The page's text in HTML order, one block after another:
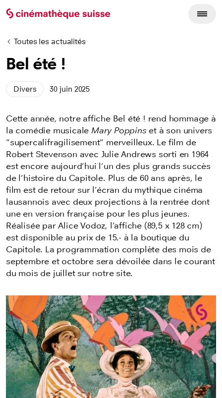
Toutes les actualités
Bel été !
Divers 30 juin 2025
Cette année, notre affiche Bel été ! rend hommage à
la comédie musicale Mary Poppins et à son univers
"supercalifragilisement" merveilleux. Le film de
Robert Stevenson avec Julie Andrews sorti en 1964
est encore aujourd’hui l’un des plus grands succès
de l’histoire du Capitole. Plus de 60 ans après, le
film est de retour sur l’écran du mythique cinéma
lausannois avec deux projections à la rentrée dont
une en version française pour les plus jeunes.
Réalisée par Alice Vodoz, l’affiche (89,5 x 128 cm)
est disponible au prix de 15.- à la boutique du
Capitole. La programmation complète des mois de
septembre et octobre sera dévoilée dans le courant
du mois de juillet sur notre site.